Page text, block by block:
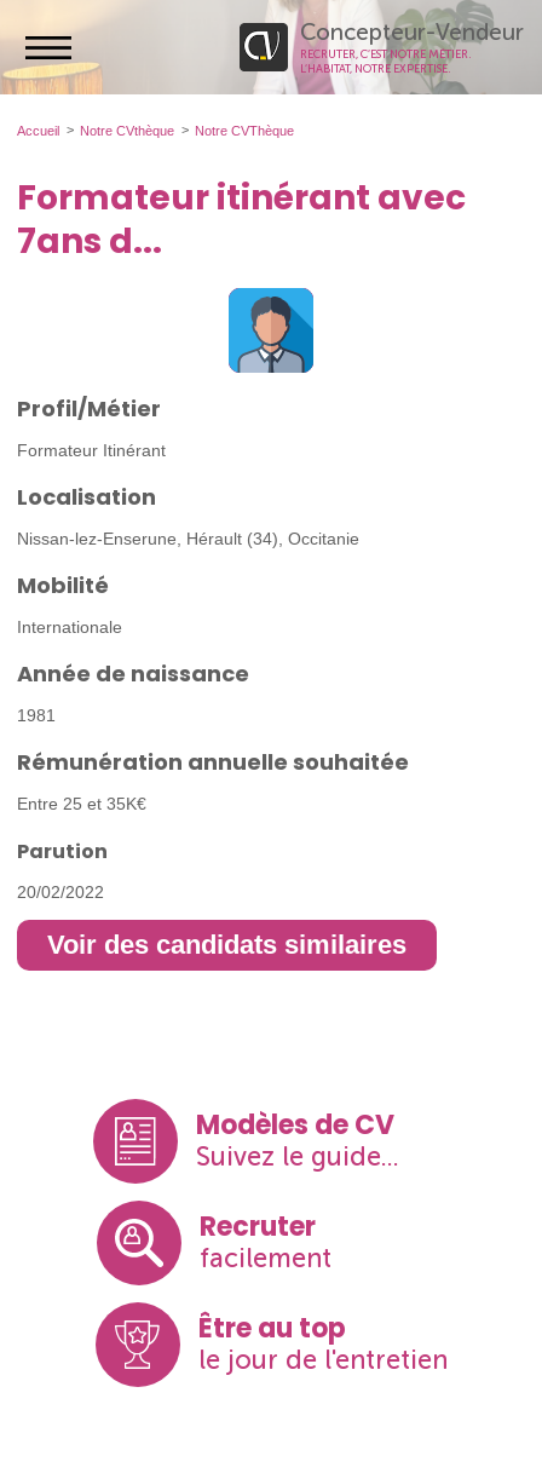
Concepteur-Vendeur
RECRUTER, C’EST NOTRE MÉTIER.
L’HABITAT, NOTRE EXPERTISE.
Accueil Notre CVthèque Notre CVThèque
Formateur itinérant avec
7ans d...
Profil/Métier
Formateur Itinérant
Localisation
Nissan-lez-Enserune, Hérault (34), Occitanie
Mobilité
Internationale
Année de naissance
1981
Rémunération annuelle souhaitée
Entre 25 et 35K€
Parution
20/02/2022
Voir des candidats similaires
Modèles de CV
Suivez le guide...
Recruter
facilement
Être au top
le jour de l'entretien